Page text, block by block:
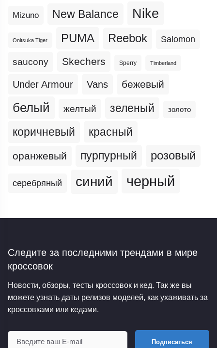
Mizuno New Balance Nike
Onitsuka Tiger PUMA Reebok Salomon
saucony Skechers Sperry Timberland
Under Armour Vans бежевый
белый желтый зеленый золото
коричневый красный
оранжевый пурпурный розовый
серебряный синий черный
Следите за последними трендами в мире
кроссовок
Новости, обзоры, тесты кроссовок и кед. Так же вы
можете узнать даты релизов моделей, как ухаживать за
кроссовками или кедами.
Подписаться